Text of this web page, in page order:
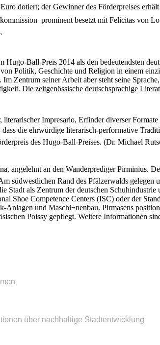
dotiert; der Gewinner des Förderpreises
 prominent besetzt mit Felicitas
Ball-Preis 2014 als den bedeutendsten
Politik, Geschichte und Religion in einem
Zentrum seiner Arbeit aber steht seine
Die zeitgenössische deutschsprachige
Impresario, Erfinder diverser
die ehrwürdige literarisch-performative
des Hugo-Ball-Preises. (Dr. Michael
angelehnt an den Wanderprediger
südwestlichen Rand des Pfälzerwalds
Stadt als Zentrum der deutschen
Shoe Competence Centers (ISC) oder der
und Maschi¬nenbau. Pirmasens
Poissy gepflegt. Weitere Informationen
über nachhaltige Stadtentwicklung